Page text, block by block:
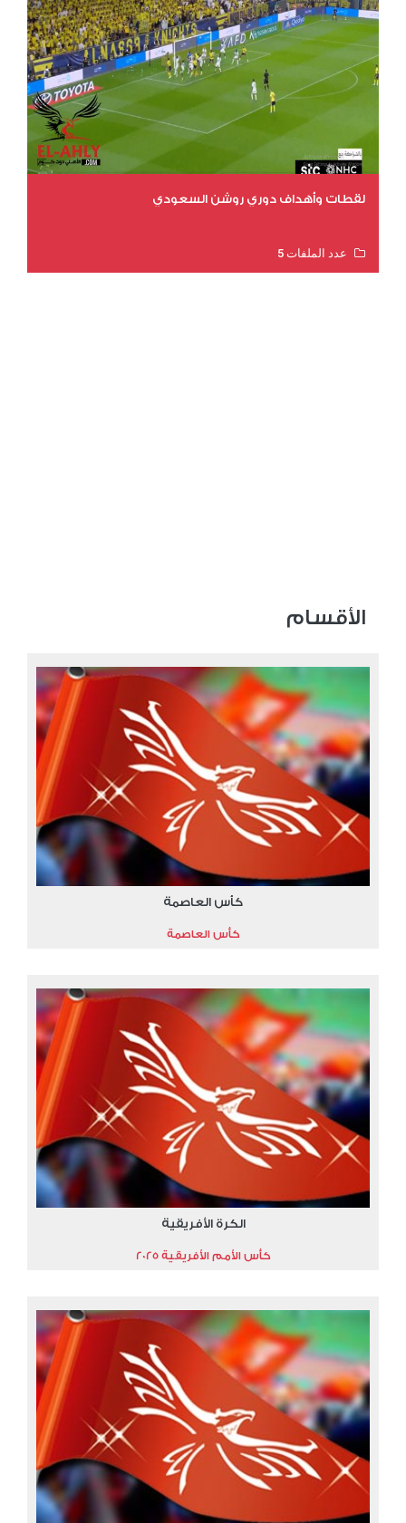
لقطات وأهداف دوري روشن السعودي
عدد الملفات 5
الأقسام
كأس العاصمة
كأس العاصمة
الكرة الأفريقية
كأس الأمم الأفريقية 2025